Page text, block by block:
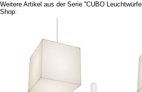
Weitere Artikel aus der Serie ''CUBO
Shop: